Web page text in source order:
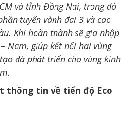
và tỉnh Đồng Nai, trong đó
tuyến vành đai 3 và cao
Khi hoàn thành sẽ gia nhập
Nam, giúp kết nối hai vùng
đà phát triển cho vùng kinh
thông tin về tiến độ Eco